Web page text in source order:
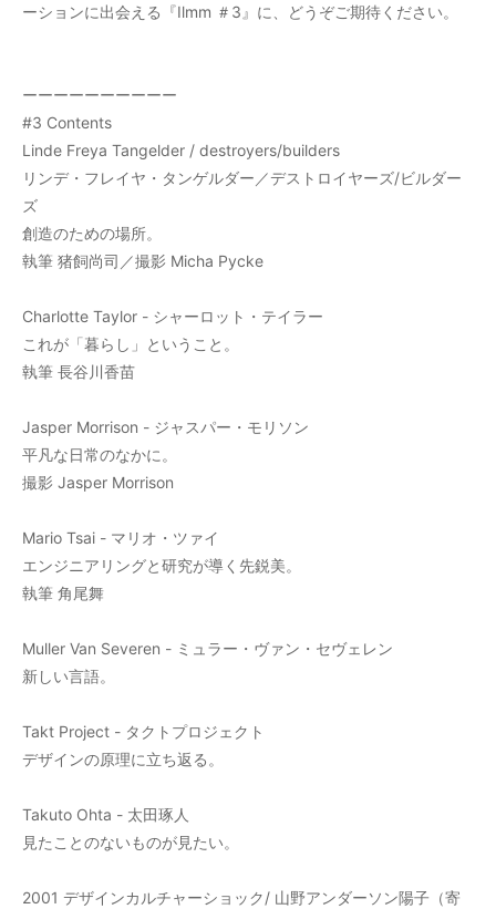
ーションに出会える『Ilmm ＃3』に、どうぞご期待ください。
ーーーーーーーーーー
#3 Contents
Linde Freya Tangelder / destroyers/builders
リンデ・フレイヤ・タンゲルダー／デストロイヤーズ/ビルダー
ズ
創造のための場所。
執筆 猪飼尚司／撮影 Micha Pycke
Charlotte Taylor - シャーロット・テイラー
これが「暮らし」ということ。
執筆 長谷川香苗
Jasper Morrison - ジャスパー・モリソン
平凡な日常のなかに。
撮影 Jasper Morrison
Mario Tsai - マリオ・ツァイ
エンジニアリングと研究が導く先鋭美。
執筆 角尾舞
Muller Van Severen - ミュラー・ヴァン・セヴェレン
新しい言語。
Takt Project - タクトプロジェクト
デザインの原理に立ち返る。
Takuto Ohta - 太田琢人
見たことのないものが見たい。
2001 デザインカルチャーショック/ 山野アンダーソン陽子（寄